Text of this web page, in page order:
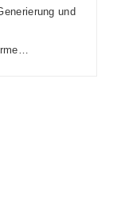
und